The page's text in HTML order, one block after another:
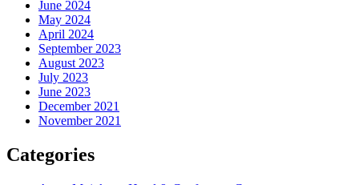
June 2024
May 2024
April 2024
September 2023
August 2023
July 2023
June 2023
December 2021
November 2021
Categories